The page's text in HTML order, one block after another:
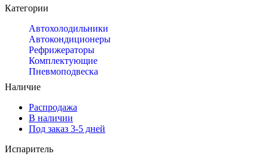
Категории
Автохолодильники
Автокондиционеры
Рефрижераторы
Комплектующие
Пневмоподвеска
Наличие
Распродажа
В наличии
Под заказ 3-5 дней
Испаритель